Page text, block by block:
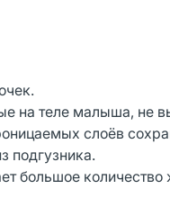
на теле малыша, не
слоёв
подгузника.
большое